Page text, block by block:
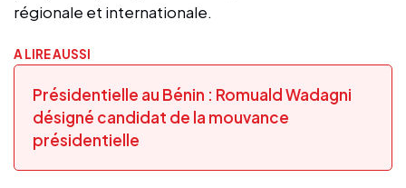
régionale et internationale.
A LIRE AUSSI
Présidentielle au Bénin : Romuald Wadagni
désigné candidat de la mouvance
présidentielle